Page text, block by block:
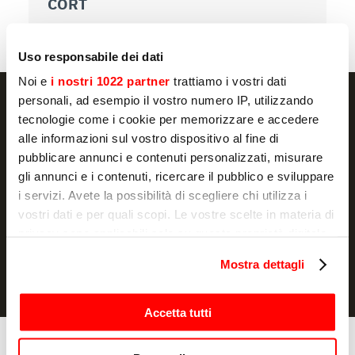
Uso responsabile dei dati
Noi e i nostri 1022 partner trattiamo i vostri dati
personali, ad esempio il vostro numero IP, utilizzando
tecnologie come i cookie per memorizzare e accedere
alle informazioni sul vostro dispositivo al fine di
pubblicare annunci e contenuti personalizzati, misurare
gli annunci e i contenuti, ricercare il pubblico e sviluppare
i servizi. Avete la possibilità di scegliere chi utilizza i
vostri dati e per quali scopi. Le vostre scelte in materia di
modificare o revocare il proprio consenso in qualsiasi
momento dalla Dichiarazione sui cookie o facendo clic
sull'icona di attivazione della privacy.
Mostra dettagli
Accetta tutti
Ik verklaar dat ik de
heb gelezen en geef
toestemming voor de verwerking van mijn persoonsgegevens